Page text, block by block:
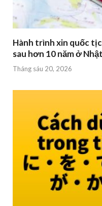
Hành trình xin quốc
sau hơn 10 năm ở Nhật
Tháng sáu 20, 2026